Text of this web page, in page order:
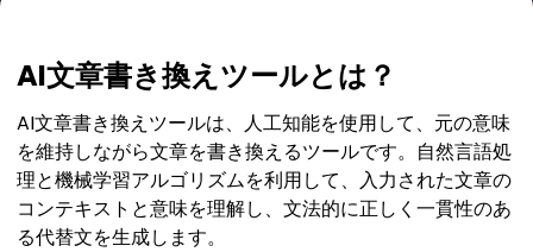
AI文章書き換えツールとは？
AI文章書き換えツールは、人工知能を使用して、元の意味
を維持しながら文章を書き換えるツールです。自然言語処
理と機械学習アルゴリズムを利用して、入力された文章の
コンテキストと意味を理解し、文法的に正しく一貫性のあ
る代替文を生成します。